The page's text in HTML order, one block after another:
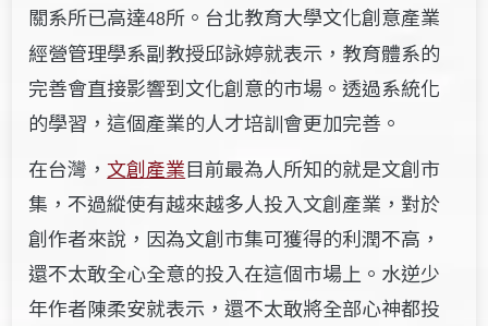
關系所已高達48所。台北教育大學文化創意產業
經營管理學系副教授邱詠婷就表示，教育體系的
完善會直接影響到文化創意的市場。透過系統化
的學習，這個產業的人才培訓會更加完善。
在台灣， 文創產業目前最為人所知的就是文創市
集，不過縱使有越來越多人投入文創產業，對於
創作者來說，因為文創市集可獲得的利潤不高，
還不太敢全心全意的投入在這個市場上。水逆少
年作者陳柔安就表示，還不太敢將全部心神都投